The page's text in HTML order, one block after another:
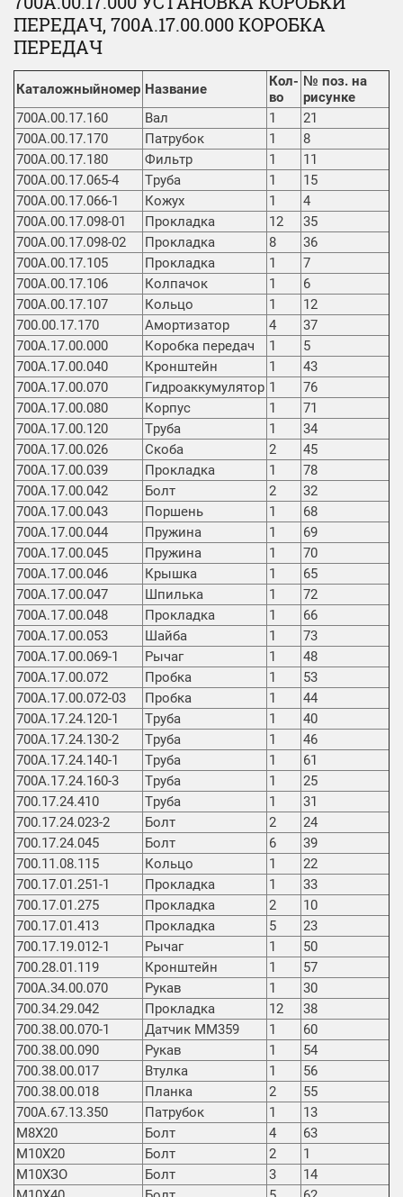
ПЕРЕДАЧ, 700А.17.00.000 КОРОБКА
ПЕРЕДАЧ
Каталожныйномер Название
Кол-
во
№ поз. на
рисунке
700A.00.17.160
Вал 1
21
700A.00.17.170
Патрубок 1
8
700A.00.17.180
Фильтр 1
11
700A.00.17.065-4
Труба 1
15
700А.00.17.066-1
Кожух 1
4
700А.00.17.098-01
Прокладка 12
35
700А.00.17.098-02
Прокладка 8
36
700А.00.17.105
Прокладка 1
7
700А.00.17.106
Колпачок 1
6
700А.00.17.107
Кольцо 1
12
700.00.17.170
Амортизатор 4
37
700А.17.00.000
Коробка передач 1
5
700А.17.00.040
Кронштейн 1
43
700А.17.00.070
Гидроаккумулятор 1
76
700А.17.00.080
Корпус 1
71
700А.17.00.120
Труба 1
34
700А.17.00.026
Скоба 2
45
700А.17.00.039
Прокладка 1
78
700А.17.00.042
Болт 2
32
700А.17.00.043
Поршень 1
68
700А.17.00.044
Пружина 1
69
700А.17.00.045
Пружина 1
70
700А.17.00.046
Крышка 1
65
700А.17.00.047
Шпилька 1
72
700А.17.00.048
Прокладка 1
66
700А.17.00.053
Шайба 1
73
700А.17.00.069-1
Рычаг 1
48
700А.17.00.072
Пробка 1
53
700А.17.00.072-03
Пробка 1
44
700А.17.24.120-1
Труба 1
40
700А.17.24.130-2
Труба 1
46
700А.17.24.140-1
Труба 1
61
700А.17.24.160-3
Труба 1
25
700.17.24.410
Труба 1
31
700.17.24.023-2
Болт 2
24
700.17.24.045
Болт 6
39
700.11.08.115
Кольцо 1
22
700.17.01.251-1
Прокладка 1
33
700.17.01.275
Прокладка 2
10
700.17.01.413
Прокладка 5
23
700.17.19.012-1
Рычаг 1
50
700.28.01.119
Кронштейн 1
57
700А.34.00.070
Рукав 1
30
700.34.29.042
Прокладка 12
38
700.38.00.070-1
Датчик ММ359 1
60
700.38.00.090
Рукав 1
54
700.38.00.017
Втулка 1
56
700.38.00.018
Планка 2
55
700А.67.13.350
Патрубок 1
13
М8Х20
Болт 4
63
М10Х20
Болт 2
1
М10ХЗО
Болт 3
14